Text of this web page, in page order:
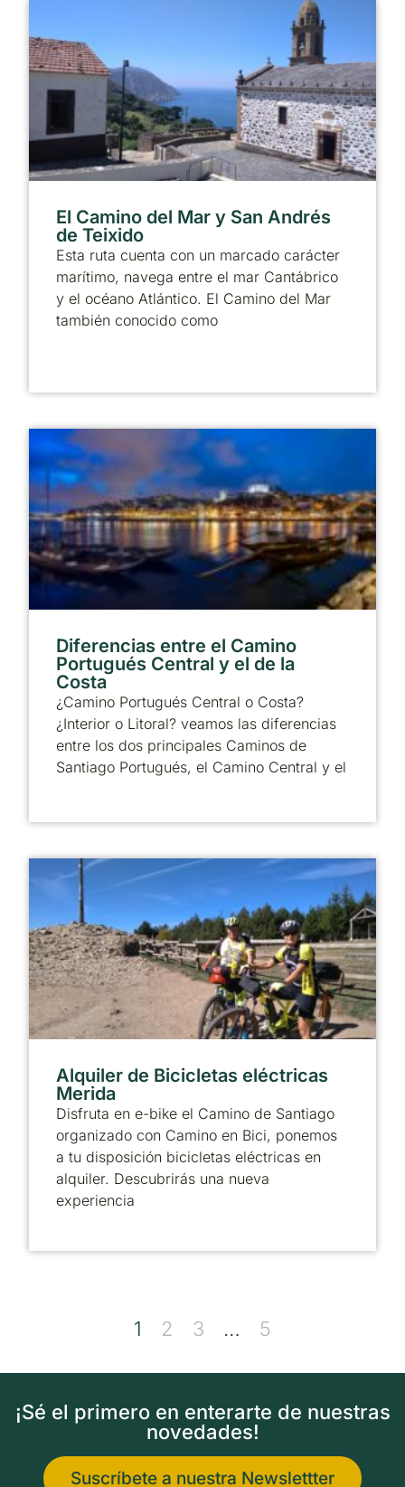
El Camino del Mar y San Andrés
de Teixido
Esta ruta cuenta con un marcado carácter
marítimo, navega entre el mar Cantábrico
y el océano Atlántico. El Camino del Mar
también conocido como
Diferencias entre el Camino
Portugués Central y el de la
Costa
¿Camino Portugués Central o Costa?
¿Interior o Litoral? veamos las diferencias
entre los dos principales Caminos de
Santiago Portugués, el Camino Central y el
Alquiler de Bicicletas eléctricas
Merida
Disfruta en e-bike el Camino de Santiago
organizado con Camino en Bici, ponemos
a tu disposición bicicletas eléctricas en
alquiler. Descubrirás una nueva
experiencia
1 2 3 … 5
¡Sé el primero en enterarte de nuestras
novedades!
Suscríbete a nuestra Newslettter